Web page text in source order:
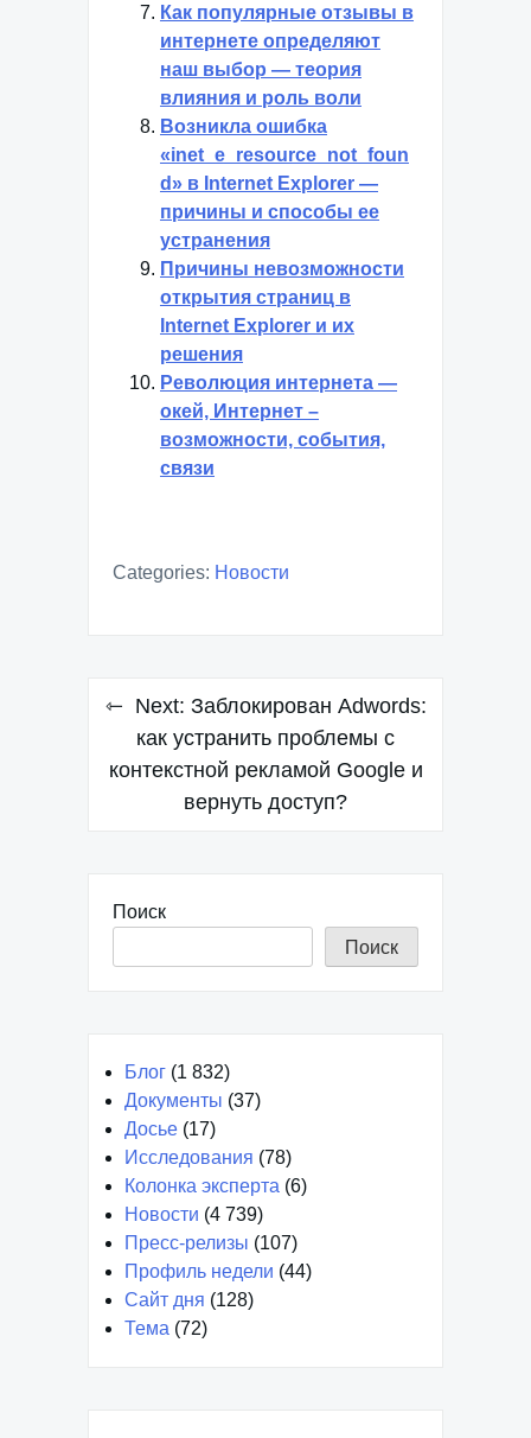
Как популярные отзывы в
интернете определяют
наш выбор — теория
влияния и роль воли
Возникла ошибка
«inet_e_resource_not_foun
d» в Internet Explorer —
причины и способы ее
устранения
Причины невозможности
открытия страниц в
Internet Explorer и их
решения
Революция интернета —
окей, Интернет –
возможности, события,
связи
Categories: Новости
Навигация
записям
Next: Заблокирован Adwords:
как устранить проблемы с
контекстной рекламой Google и
вернуть доступ?
Поиск
Поиск
Блог (1 832)
Документы (37)
Досье (17)
Исследования (78)
Колонка эксперта (6)
Новости (4 739)
Пресс-релизы (107)
Профиль недели (44)
Сайт дня (128)
Тема (72)